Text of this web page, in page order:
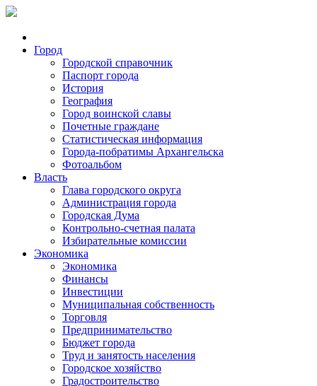
Город
Городской справочник
Паспорт города
История
География
Город воинской славы
Почетные граждане
Статистическая информация
Города-побратимы Архангельска
Фотоальбом
Власть
Глава городского округа
Администрация города
Городская Дума
Контрольно-счетная палата
Избирательные комиссии
Экономика
Экономика
Финансы
Инвестиции
Муниципальная собственность
Торговля
Предпринимательство
Бюджет города
Труд и занятость населения
Городское хозяйство
Градостроительство